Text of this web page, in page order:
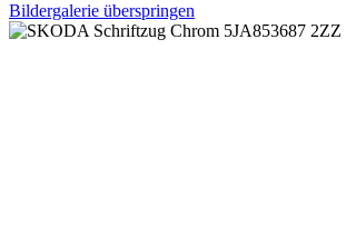
Bildergalerie überspringen